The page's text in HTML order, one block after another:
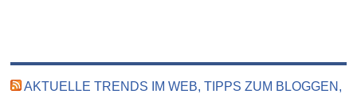
AKTUELLE TRENDS IM WEB, TIPPS ZUM BLOGGEN,